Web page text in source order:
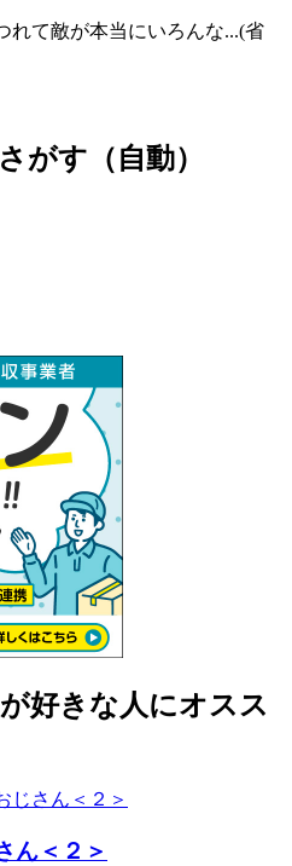
れて敵が本当にいろんな...(省
がす（自動）
好きな人にオスス
ん＜２＞